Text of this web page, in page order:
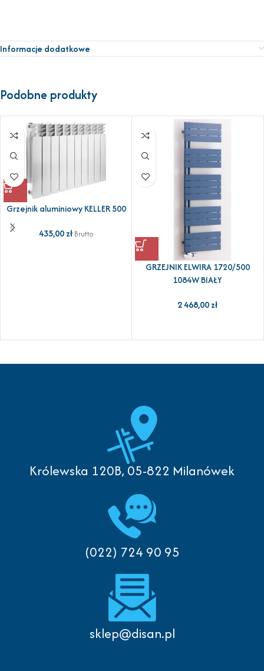
Informacje dodatkowe
Podobne produkty
Grzejnik aluminiowy KELLER 500
435,00zł Brutto
GRZEJNIK ELWIRA 1720/500
1084W BIAŁY
2 468,00zł
Królewska 120B, 05-822 Milanówek
(022) 724 90 95
sklep@disan.pl